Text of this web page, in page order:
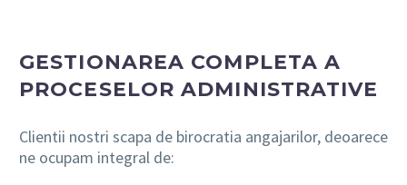
GESTIONAREA COMPLETA A
PROCESELOR ADMINISTRATIVE
Clientii nostri scapa de birocratia angajarilor, deoarece
ne ocupam integral de: